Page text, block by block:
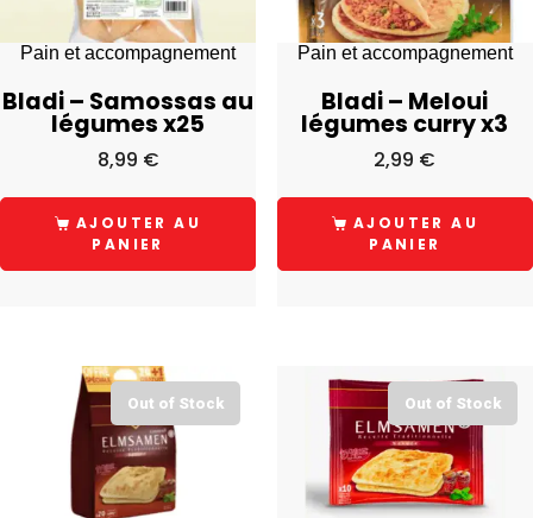
Pain et accompagnement
Bladi – Samossas au
légumes x25
8,99 €
AJOUTER AU
PANIER
Pain et accompagnement
Bladi – Meloui
légumes curry x3
2,99 €
AJOUTER AU
PANIER
Out of Stock Out of Stock